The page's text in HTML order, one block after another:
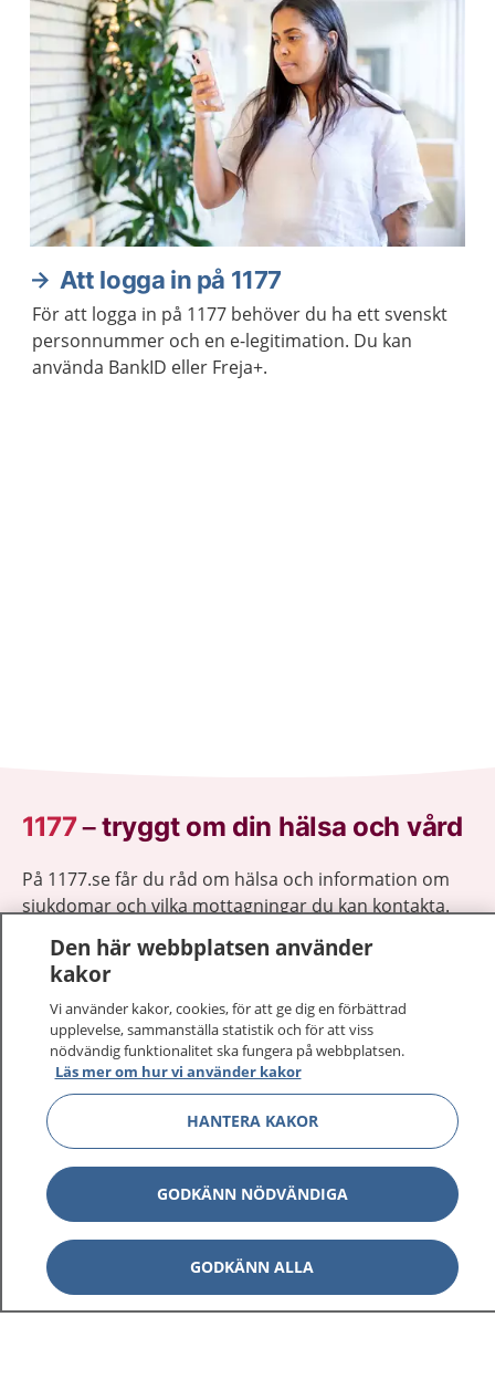
Att logga in på 1177
För att logga in på 1177 behöver du ha ett svenskt
personnummer och en e-legitimation. Du kan
använda BankID eller Freja+.
1177–tryggt om din hälsa och vård
På 1177.se får du råd om hälsa och information om
sjukdomar och vilka mottagningar du kan kontakta.
vårdärenden. Ring telefonnummer 1177 för
sjukvårdsrådgivning dygnet runt.
1177 ger dig råd när du vill må bättre.
Visa
Om 1177 Visa
Kontakt Visa
Den här webbplatsen använder
kakor
Vi använder kakor, cookies, för att ge dig en förbättrad
upplevelse, sammanställa statistik och för att viss
nödvändig funktionalitet ska fungera på webbplatsen.
Läs mer om hur vi använder kakor
HANTERA KAKOR
GODKÄNN NÖDVÄNDIGA
GODKÄNN ALLA